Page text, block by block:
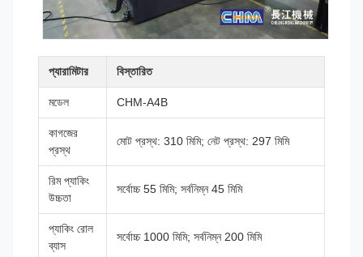
প্যারামিটার বিস্তারিত
মডেল CHM-A4B
কাগজের
প্রস্থ
মোট প্রস্থ: 310 মিমি; নেট প্রস্থ: 297 মিমি
রিম প্যাকিং
উচ্চতা
সর্বোচ্চ 55 মিমি; সর্বনিম্ন 45 মিমি
প্যাকিং রোল
ব্যাস
সর্বোচ্চ 1000 মিমি; সর্বনিম্ন 200 মিমি